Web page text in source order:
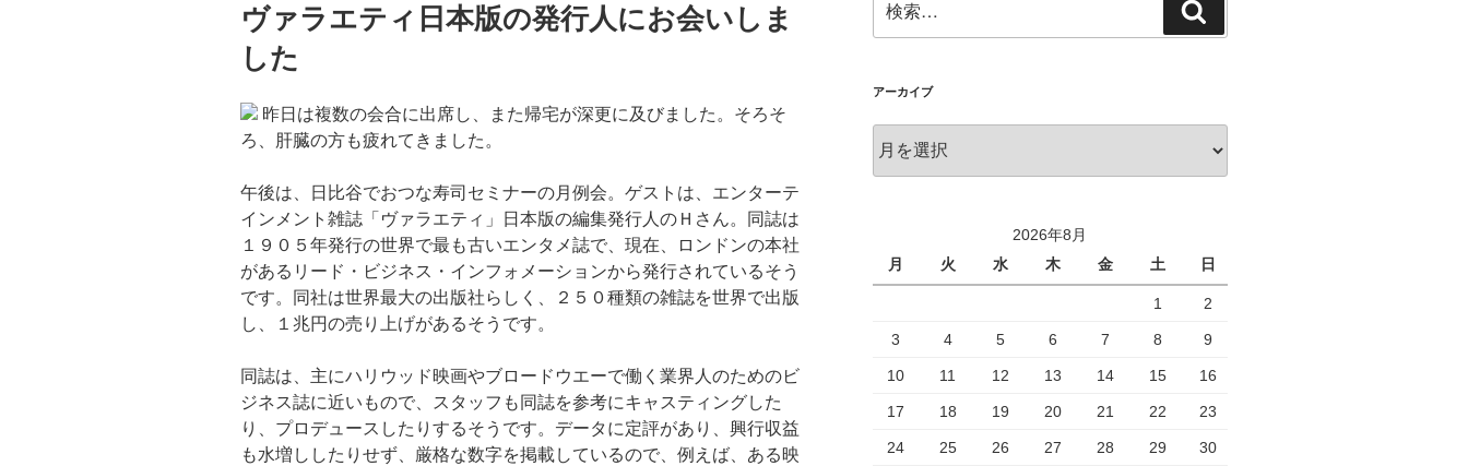
日:
ヴァラエティ日本版の発行人にお会いしま
した
昨日は複数の会合に出席し、また帰宅が深更に及びました。そろそ
ろ、肝臓の方も疲れてきました。
午後は、日比谷でおつな寿司セミナーの月例会。ゲストは、エンターテ
インメント雑誌「ヴァラエティ」日本版の編集発行人のＨさん。同誌は
１９０５年発行の世界で最も古いエンタメ誌で、現在、ロンドンの本社
があるリード・ビジネス・インフォメーションから発行されているそう
です。同社は世界最大の出版社らしく、２５０種類の雑誌を世界で出版
し、１兆円の売り上げがあるそうです。
同誌は、主にハリウッド映画やブロードウエーで働く業界人のためのビ
ジネス誌に近いもので、スタッフも同誌を参考にキャスティングした
り、プロデュースしたりするそうです。データに定評があり、興行収益
も水増ししたりせず、厳格な数字を掲載しているので、例えば、ある映
索:
索
アーカイブ
ー
2026年8月
月
火 水 木 金 土 日
1 2
3 4 5 6 7 8 9
10 11 12 13 14 15 16
17 18 19 20 21 22 23
24 25 26 27 28 29 30